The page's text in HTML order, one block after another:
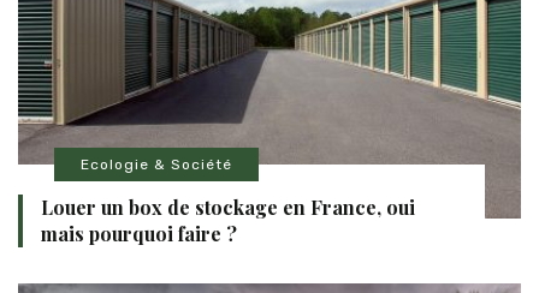
Ecologie & Société
Louer un box de stockage en France, oui
mais pourquoi faire ?